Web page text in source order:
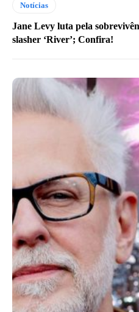
Notícias
Jane Levy luta pela
slasher ‘River’; Confira!